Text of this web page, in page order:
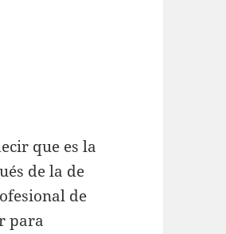
que es la
de la de
de
para